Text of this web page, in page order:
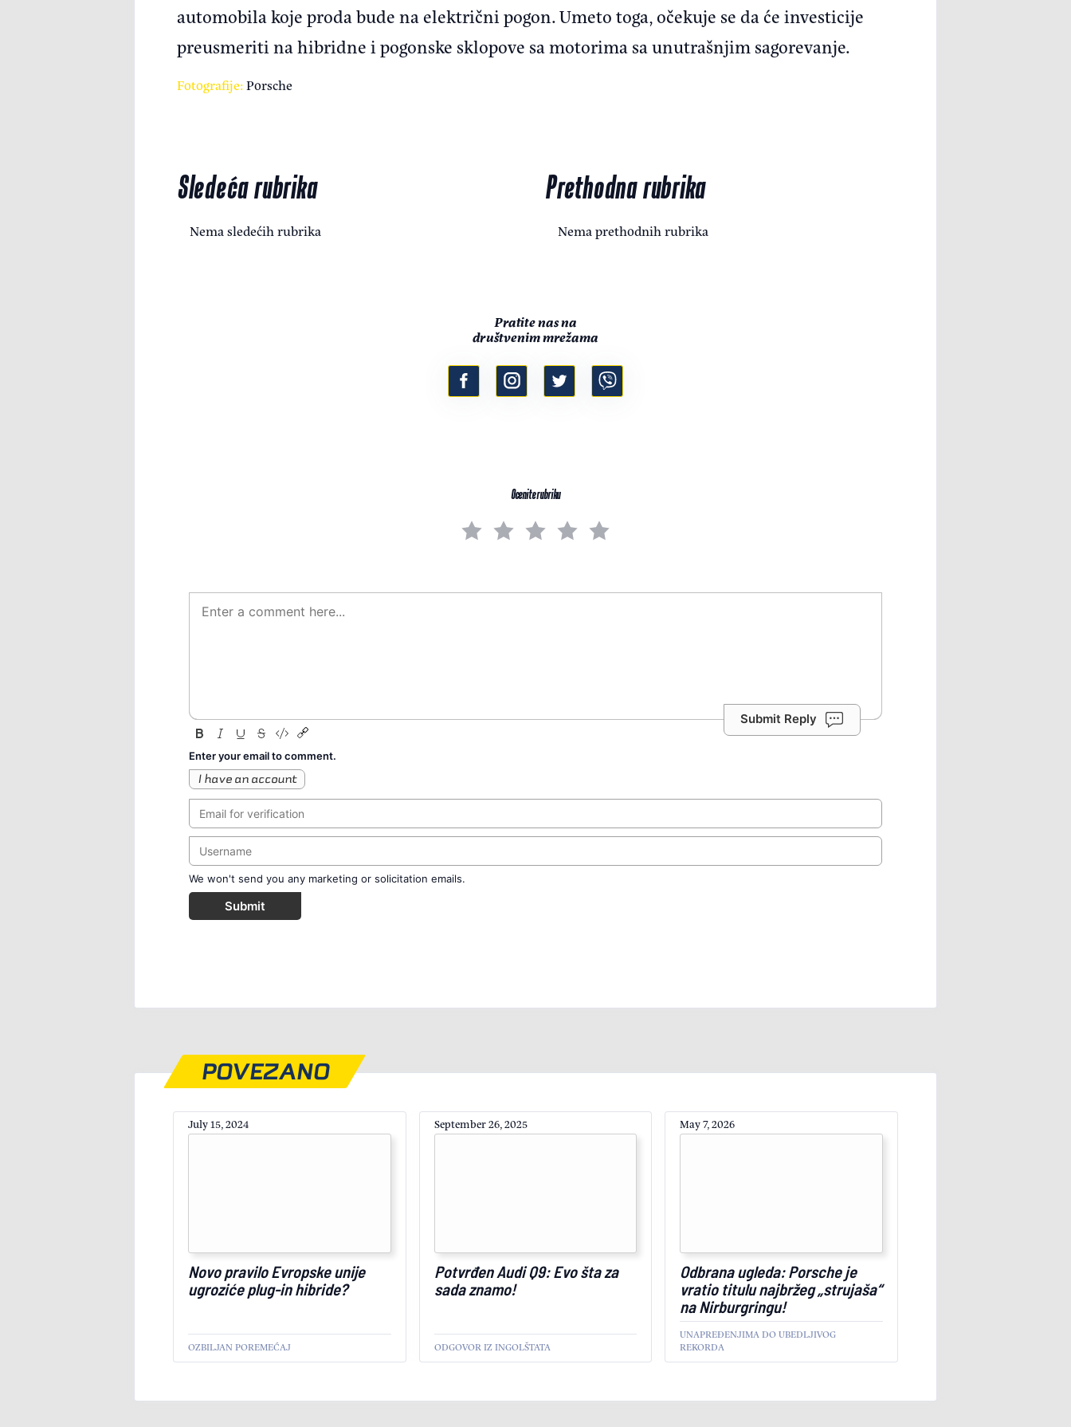
automobila koje proda bude na električni pogon. Umeto toga, očekuje se da će investicije
preusmeriti na hibridne i pogonske sklopove sa motorima sa unutrašnjim sagorevanje.
Fotografije:Porsche
Sledeća rubrika
Nema sledećih rubrika
Prethodna rubrika
Nema prethodnih rubrika
Pratite nas na
društvenim mrežama
Ocenite rubriku
Submit Reply
Enter your email to comment.
I have an account
We won't send you any marketing or solicitation emails.
Submit
POVEZANO
July 15, 2024
Novo pravilo Evropske unije
ugroziće plug-in hibride?
OZBILJAN POREMEĆAJ
September 26, 2025
Potvrđen Audi Q9: Evo šta za
sada znamo!
ODGOVOR IZ INGOLŠTATA
May 7, 2026
Odbrana ugleda: Porsche je
vratio titulu najbržeg „strujaša“
na Nirburgringu!
UNAPREĐENJIMA DO UBEDLJIVOG
REKORDA